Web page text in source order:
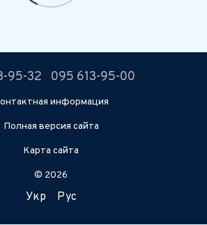
95-32 095 613-95-00
информация
Полная версия сайта
Карта сайта
© 2026
Укр Рус